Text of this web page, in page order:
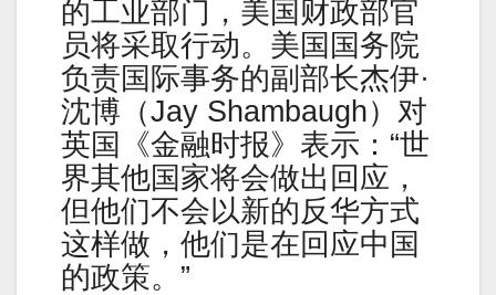
的工业部门，美国财政部官
员将采取行动。美国国务院
负责国际事务的副部长杰伊·
沈博（Jay Shambaugh）对
英国《金融时报》表示：“世
界其他国家将会做出回应，
但他们不会以新的反华方式
这样做，他们是在回应中国
的政策。”